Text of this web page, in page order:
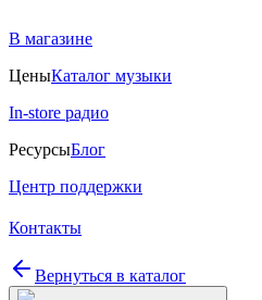
В магазине
ЦеныКаталог музыки
In-store радио
РесурсыБлог
Центр поддержки
Контакты
Вернуться в каталог